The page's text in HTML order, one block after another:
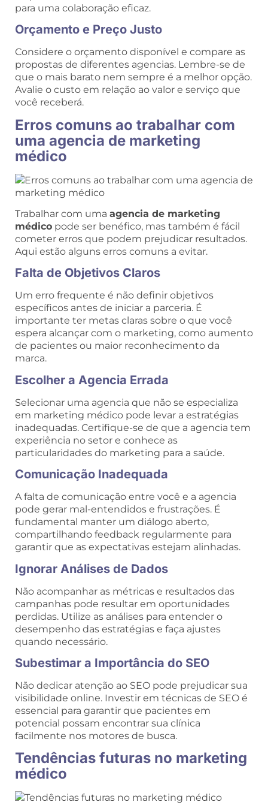
para uma colaboração eficaz.
Orçamento e Preço Justo
Considere o orçamento disponível e compare as
propostas de diferentes agencias. Lembre-se de
que o mais barato nem sempre é a melhor opção.
Avalie o custo em relação ao valor e serviço que
você receberá.
Erros comuns ao trabalhar com
uma agencia de marketing
médico
Trabalhar com uma agencia de marketing
médico pode ser benéfico, mas também é fácil
cometer erros que podem prejudicar resultados.
Aqui estão alguns erros comuns a evitar.
Falta de Objetivos Claros
Um erro frequente é não definir objetivos
específicos antes de iniciar a parceria. É
importante ter metas claras sobre o que você
espera alcançar com o marketing, como aumento
de pacientes ou maior reconhecimento da
marca.
Escolher a Agencia Errada
Selecionar uma agencia que não se especializa
em marketing médico pode levar a estratégias
inadequadas. Certifique-se de que a agencia tem
experiência no setor e conhece as
particularidades do marketing para a saúde.
Comunicação Inadequada
A falta de comunicação entre você e a agencia
pode gerar mal-entendidos e frustrações. É
fundamental manter um diálogo aberto,
compartilhando feedback regularmente para
garantir que as expectativas estejam alinhadas.
Ignorar Análises de Dados
Não acompanhar as métricas e resultados das
campanhas pode resultar em oportunidades
perdidas. Utilize as análises para entender o
desempenho das estratégias e faça ajustes
quando necessário.
Subestimar a Importância do SEO
Não dedicar atenção ao SEO pode prejudicar sua
visibilidade online. Investir em técnicas de SEO é
essencial para garantir que pacientes em
potencial possam encontrar sua clínica
facilmente nos motores de busca.
Tendências futuras no marketing
médico